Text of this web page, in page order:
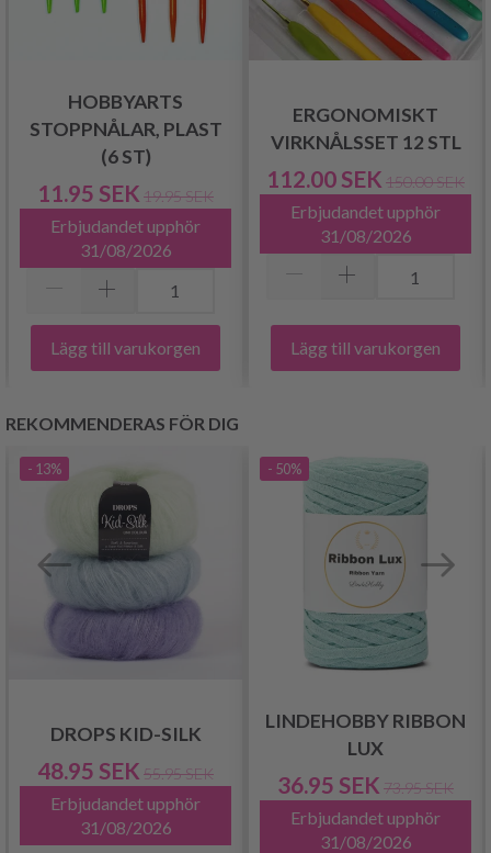
HOBBYARTS
STOPPNÅLAR, PLAST
(6 ST)
11.95 SEK 19.95 SEK
Erbjudandet upphör
31/08/2026
Lägg till varukorgen
ERGONOMISKT
VIRKNÅLSSET 12 STL
112.00 SEK 150.00 SEK
Erbjudandet upphör
31/08/2026
Lägg till varukorgen
REKOMMENDERAS FÖR DIG
- 13%
DROPS KID-SILK
48.95 SEK 55.95 SEK
Erbjudandet upphör
31/08/2026
- 50%
LINDEHOBBY RIBBON
LUX
36.95 SEK 73.95 SEK
Erbjudandet upphör
31/08/2026